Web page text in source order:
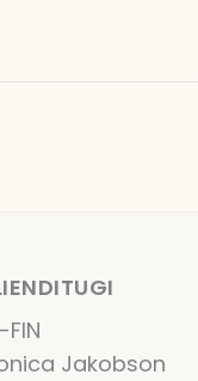
FIN
Jakobson